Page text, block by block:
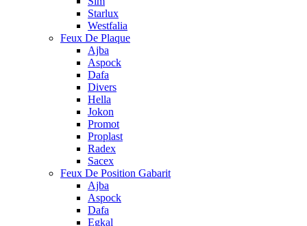
Starlux
Westfalia
Feux De Plaque
Ajba
Aspock
Dafa
Divers
Hella
Jokon
Promot
Proplast
Radex
Sacex
Feux De Position Gabarit
Ajba
Aspock
Dafa
Egkal